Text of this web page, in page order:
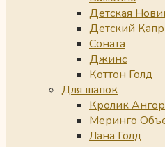
Детская
Детский
Соната
Джинс
Коттон Голд
Для шапок
Кролик
Меринго
Лана Голд